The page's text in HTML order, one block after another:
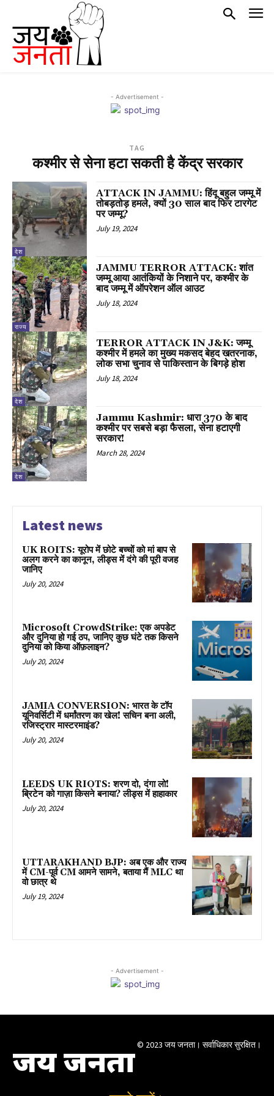
- Advertisement -
TAG
कश्मीर से सेना हटा सकती है केंद्र सरकार
देश
ATTACK IN JAMMU: हिंदू बहुल जम्मू में
तोबड़तोड़ हमले, क्यों 30 साल बाद फिर टारगेट
पर जम्मू?
July 19, 2024
राज्य
JAMMU TERROR ATTACK: शांत
जम्मू आया आतंकियों के निशाने पर, कश्मीर के
बाद जम्मू में ऑपरेशन ऑल आउट
July 18, 2024
देश
TERROR ATTACK IN J&K: जम्मू
कश्मीर में हमले का मुख्य मकसद बेहद खतरनाक,
लोक सभा चुनाव से पाकिस्तान के बिगड़े होश
July 18, 2024
देश
Jammu Kashmir: धारा 370 के बाद
कश्मीर पर सबसे बड़ा फैसला, सेना हटाएगी
सरकार!
March 28, 2024
Latest news
UK ROITS: यूरोप में छोटे बच्चों को मां बाप से
अलग करने का कानून, लीड्स में दंगे की पूरी वजह
जानिए
July 20, 2024
Microsoft CrowdStrike: एक अपडेट
और दुनिया हो गई ठप, जानिए कुछ घंटे तक किसने
दुनिया को किया ऑफ़लाइन?
July 20, 2024
JAMIA CONVERSION: भारत के टॉप
यूनिवर्सिटी में धर्मांतरण का खेल! सचिन बना अली,
रजिस्ट्रार मास्टरमाइंड?
July 20, 2024
LEEDS UK RIOTS: शरण दो, दंगा लो!
ब्रिटेन को गाज़ा किसने बनाया? लीड्स में हाहाकार
July 20, 2024
UTTARAKHAND BJP: अब एक और राज्य
में CM-पूर्व CM आमने सामने, बताया मैं MLC था
वो छात्र थे
July 19, 2024
- Advertisement -
जय जनता © 2023 जय जनता। सर्वाधिकार सुरक्षित।